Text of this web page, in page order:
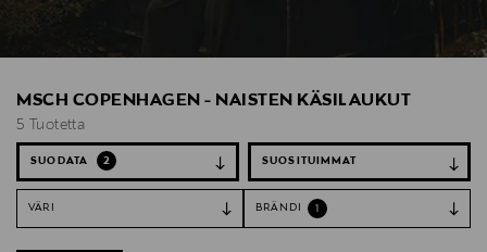
MSCH COPENHAGEN - NAISTEN KÄSILAUKUT
5 Tuotetta
SUODATA 2
VÄRI BRÄNDI 1